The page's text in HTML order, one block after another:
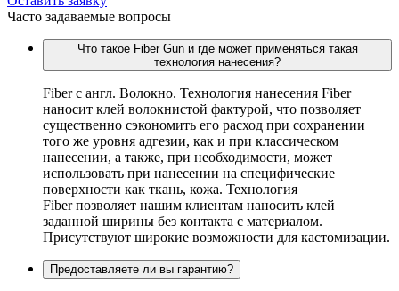
Часто задаваемые вопросы
Что такое Fiber Gun и где может применяться такая
технология нанесения?
Fiber c англ. Волокно. Технология нанесения Fiber
наносит клей волокнистой фактурой, что позволяет
существенно сэкономить его расход при сохранении
того же уровня адгезии, как и при классическом
нанесении, а также, при необходимости, может
использовать при нанесении на специфические
поверхности как ткань, кожа. Технология
Fiber позволяет нашим клиентам наносить клей
заданной ширины без контакта с материалом.
Присутствуют широкие возможности для кастомизации.
Предоставляете ли вы гарантию?